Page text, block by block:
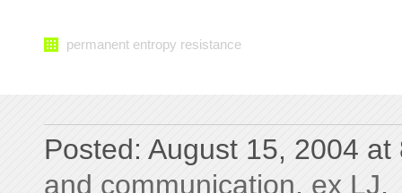
permanent entropy resistance
Posted: August 15, 2004
and communication, ex LJ,